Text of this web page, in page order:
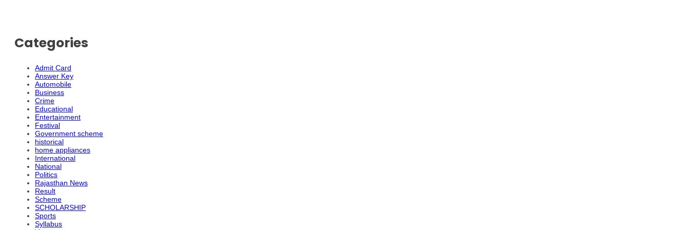
Categories
Admit Card
Answer Key
Automobile
Business
Crime
Educational
Entertainment
Festival
Government scheme
historical
home appliances
International
National
Politics
Rajasthan News
Result
Scheme
SCHOLARSHIP
Sports
Syllabus